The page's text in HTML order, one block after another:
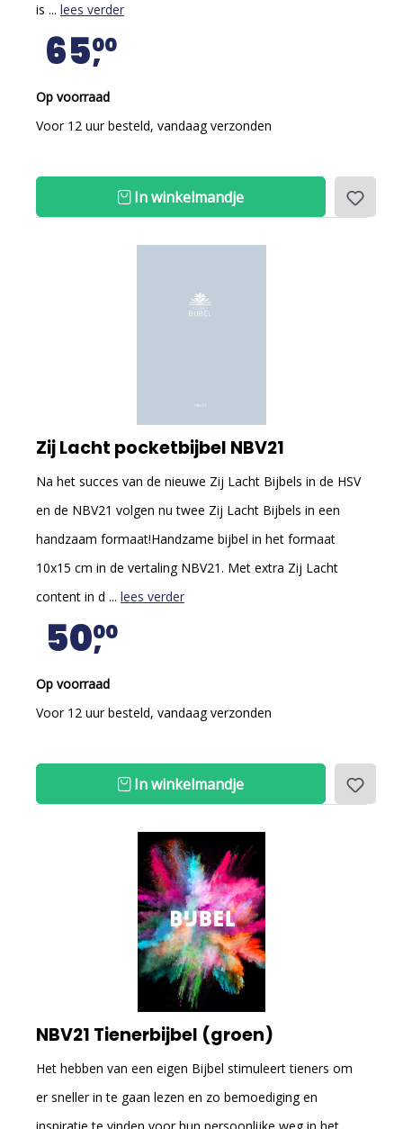
is ... lees verder
6500
Op voorraad
Voor 12 uur besteld, vandaag verzonden
In winkelmandje
Zij Lacht pocketbijbel NBV21
Na het succes van de nieuwe Zij Lacht Bijbels in de HSV
en de NBV21 volgen nu twee Zij Lacht Bijbels in een
handzaam formaat!Handzame bijbel in het formaat
10x15 cm in de vertaling NBV21. Met extra Zij Lacht
content in d ... lees verder
5000
Op voorraad
Voor 12 uur besteld, vandaag verzonden
In winkelmandje
NBV21 Tienerbijbel (groen)
Het hebben van een eigen Bijbel stimuleert tieners om
er sneller in te gaan lezen en zo bemoediging en